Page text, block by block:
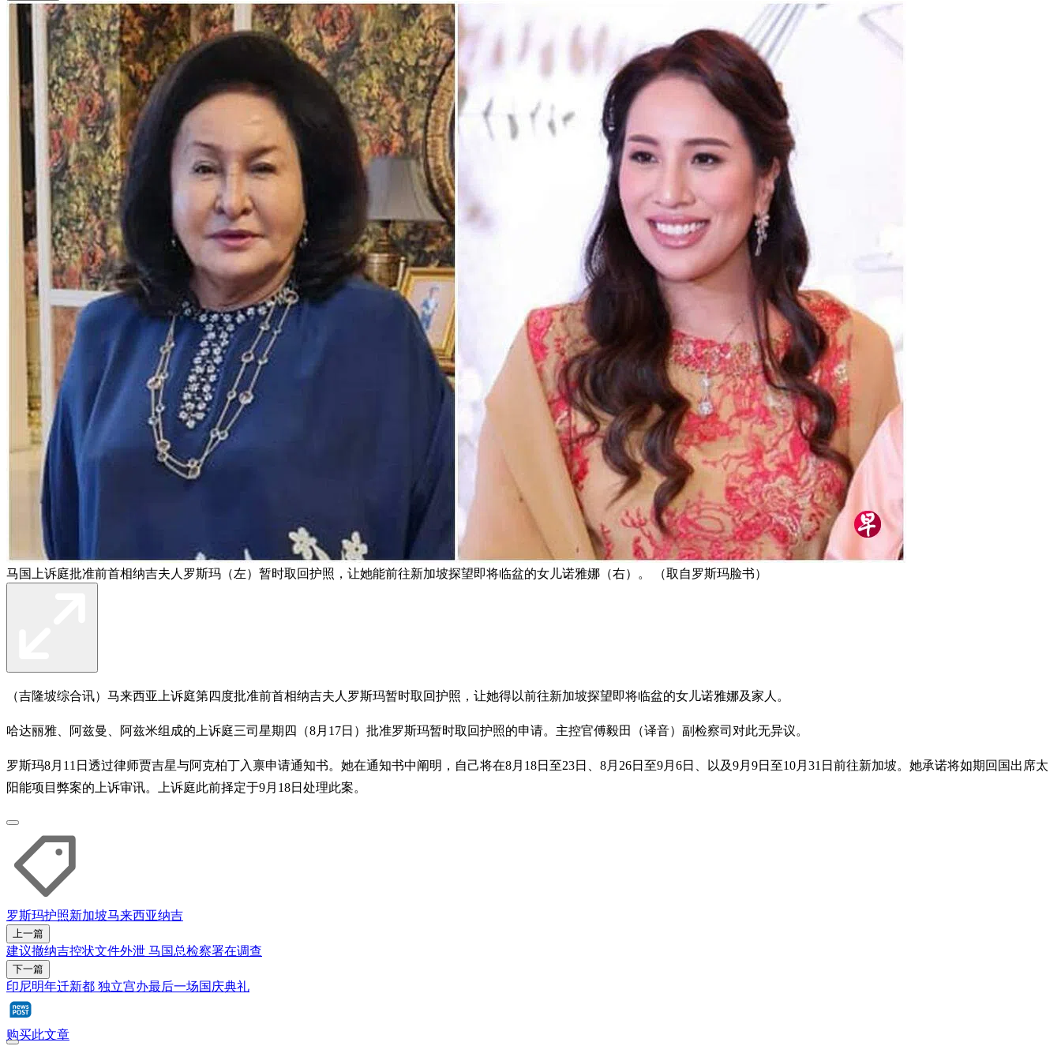
马国上诉庭批准前首相纳吉夫人罗斯玛（左）暂时取回护照，让她能前往新加坡探望即将临盆的女儿诺雅娜（右）。 （取自罗斯玛脸书）
（吉隆坡综合讯）马来西亚上诉庭第四度批准前首相纳吉夫人罗斯玛暂时取回护照，让她得以前往新加坡探望即将临盆的女儿诺雅娜及家人。
哈达丽雅、阿兹曼、阿兹米组成的上诉庭三司星期四（8月17日）批准罗斯玛暂时取回护照的申请。主控官傅毅田（译音）副检察司对此无异议。
罗斯玛8月11日透过律师贾吉星与阿克柏丁入禀申请通知书。她在通知书中阐明，自己将在8月18日至23日、8月26日至9月6日、以及9月9日至10月31日前往新加坡。她承诺将如期回国出席太
阳能项目弊案的上诉审讯。上诉庭此前择定于9月18日处理此案。
罗斯玛护照新加坡马来西亚纳吉
上一篇
建议撤纳吉控状文件外泄 马国总检察署在调查
下一篇
印尼明年迁新都 独立宫办最后一场国庆典礼
购买此文章